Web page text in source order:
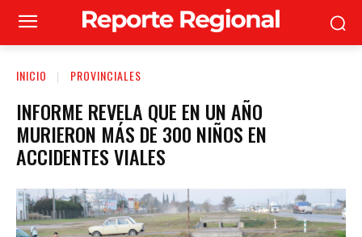
INICIO PROVINCIALES
INFORME REVELA QUE EN UN AÑO
MURIERON MÁS DE 300 NIÑOS EN
ACCIDENTES VIALES